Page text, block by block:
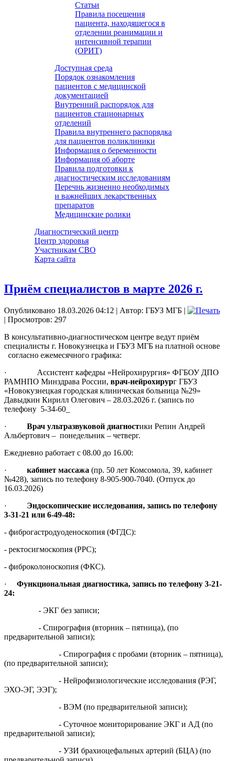
Статьи
Правила посещения
пациента, находящегося в
отделении реанимации и
интенсивной терапии
(ОРИТ)
Доступная среда
Порядок ознакомления
пациентов с медицинской
документацией
Внутренний распорядок для
пациентов стационарных
отделений
Правила внутреннего распорядка
для пациентов поликлиники
Информация о беременности
Информация об аборте
Правила подготовки к
диагностическим исследованиям
Перечнь жизненно необходимых
и важнейших лекарственных
препаратов
Медицинские ролики
Диагностический центр
Центр здоровья
Участникам СВО
Карта сайта
Приём специалистов в марте 2026 г.
Опубликовано 18.03.2026 04:12 | Автор: ГБУЗ МГБ |
| Просмотров: 297
В консультативно-диагностическом центре ведут приём
специалисты г. Новокузнецка и ГБУЗ МГБ на платной основе
согласно ежемесячного графика:
· Ассистент кафедры «Нейрохирургия» ФГБОУ ДПО
РАМНПО Минздрава России, врач-нейрохирург ГБУЗ
«Новокузнецкая городская клиническая больница №29»
Давыдкин Кирилл Олегович – 28.03.2026 г. (запись по
телефону 5-34-60_
·
Врач ультразвуковой диагностики Репин Андрей
Альбертович – понедельник – четверг.
Ежедневно работает с 08.00 до 16.00:
· кабинет массажа (пр. 50 лет Комсомола, 39, кабинет
№428), запись по телефону 8-905-900-7040. (Отпуск до
16.03.2026)
· Эндоскопические исследования, запись по телефону
3-31-21 или 6-49-48:
- фиброгастродуоденоскопия (ФГДС):
- ректосигмоскопия (РРС);
- фиброколоноскопия (ФКС).
· Функциональная диагностика, запись по телефону 3-21-
24:
- ЭКГ без записи;
- Спирография (вторник – пятница), (по
предварительной записи);
- Спирография с пробами (вторник – пятница),
(по предварительной записи);
- Нейрофизиологические исследования (РЭГ,
ЭХО-ЭГ, ЭЭГ);
- ВЭМ (по предварительной записи);
- Суточное мониторирование ЭКГ и АД (по
предварительной записи);
- УЗИ брахиоцефальных артерий (БЦА) (по